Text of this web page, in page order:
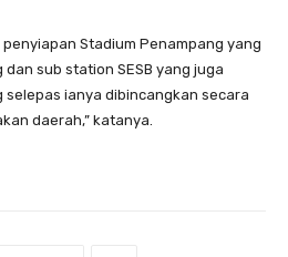
Stadium Penampang yang
sub station SESB yang juga
ianya dibincangkan secara
daerah,” katanya.